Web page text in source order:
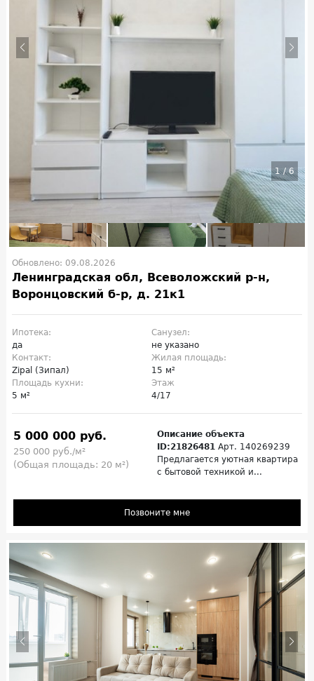
1/6
Обновлено: 09.08.2026
Ленинградская обл, Всеволожский р-н,
Воронцовский б-р, д. 21к1
Ипотека:
да
Санузел:
не указано
Контакт:
Zipal (Зипал)
Жилая площадь:
15 м²
Площадь кухни:
5 м²
Этаж
4/17
5 000 000 руб.
250 000 руб./м²
(Общая площадь: 20 м²)
Описание объекта
ID:21826481 Арт. 140269239
Предлагается уютная квартира
с бытовой техникой и...
Позвоните мне